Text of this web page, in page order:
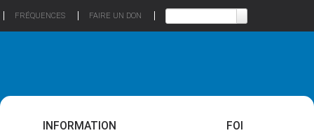
FRÉQUENCES FAIRE UN DON
INFORMATION FOI